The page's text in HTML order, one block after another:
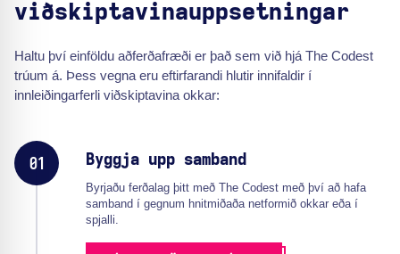
viðskiptavinauppsetningar
Haltu því einföldu aðferðafræði er það sem við hjá The Codest
trúum á. Þess vegna eru eftirfarandi hlutir innifaldir í
innleiðingarferli viðskiptavina okkar:
01 Byggja upp samband
Byrjaðu ferðalag þitt með The Codest með því að hafa
samband í gegnum hnitmiðaða netformið okkar eða í
spjalli.